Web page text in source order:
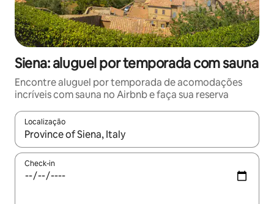
Siena: aluguel por temporada com sauna
Encontre aluguel por temporada de acomodações
incríveis com sauna no Airbnb e faça sua reserva
Localização
Quando os resultados estiverem disponíveis, explore-os
Check-in